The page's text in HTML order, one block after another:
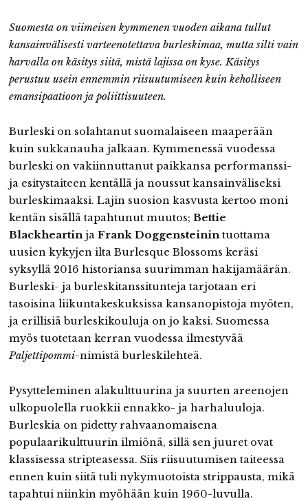
Suomesta on viimeisen kymmenen vuoden aikana tullut
kansainvälisesti varteenotettava burleskimaa, mutta silti vain
harvalla on käsitys siitä, mistä lajissa on kyse. Käsitys
perustuu usein ennemmin riisuutumiseen kuin keholliseen
emansipaatioon ja poliittisuuteen.
Burleski on solahtanut suomalaiseen maaperään
kuin sukkanauha jalkaan. Kymmenessä vuodessa
burleski on vakiinnuttanut paikkansa performanssi-
ja esitystaiteen kentällä ja noussut kansainväliseksi
burleskimaaksi. Lajin suosion kasvusta kertoo moni
kentän sisällä tapahtunut muutos; Bettie
Blackheartinja Frank Doggensteinintuottama
uusien kykyjen ilta Burlesque Blossoms keräsi
syksyllä 2016 historiansa suurimman hakijamäärän.
Burleski- ja burleskitanssitunteja tarjotaan eri
tasoisina liikuntakeskuksissa kansanopistoja myöten,
ja erillisiä burleskikouluja on jo kaksi. Suomessa
myös tuotetaan kerran vuodessa ilmestyvää
Paljettipommi-nimistä burleskilehteä.
Pysytteleminen alakulttuurina ja suurten areenojen
ulkopuolella ruokkii ennakko- ja harhaluuloja.
Burleskia on pidetty rahvaanomaisena
populaarikulttuurin ilmiönä, sillä sen juuret ovat
klassisessa stripteasessa. Siis riisuutumisen taiteessa
ennen kuin siitä tuli nykymuotoista strippausta, mikä
tapahtui niinkin myöhään kuin 1960-luvulla.